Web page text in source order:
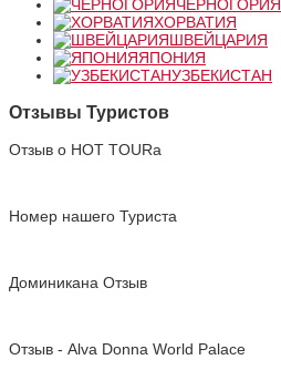
ЧЕРНОГОРИЯ
ХОРВАТИЯ
ШВЕЙЦАРИЯ
ЯПОНИЯ
УЗБЕКИСТАН
Отзывы Туристов
Отзыв о HOT TOURа
Номер нашего Туриста
Доминикана Отзыв
Отзыв - Alva Donna World Palace